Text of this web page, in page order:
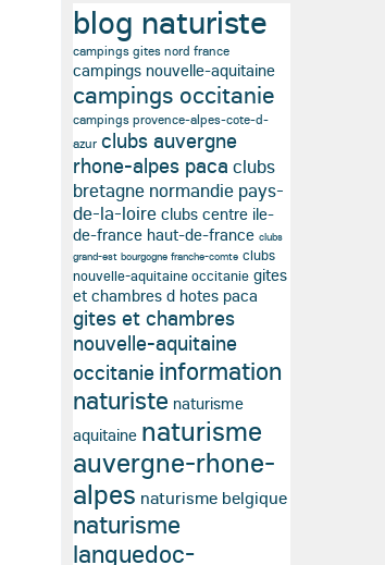
blog naturiste
campings gites nord france
campings nouvelle-aquitaine
campings occitanie
campings provence-alpes-cote-d-
azur clubs auvergne
rhone-alpes paca clubs
bretagne normandie pays-
de-la-loire clubs centre ile-
de-france haut-de-france clubs
grand-est bourgogne franche-comte clubs
nouvelle-aquitaine occitanie gites
et chambres d hotes paca
gites et chambres
nouvelle-aquitaine
occitanie information
naturiste naturisme
aquitaine naturisme
auvergne-rhone-
alpes naturisme belgique
naturisme
languedoc-